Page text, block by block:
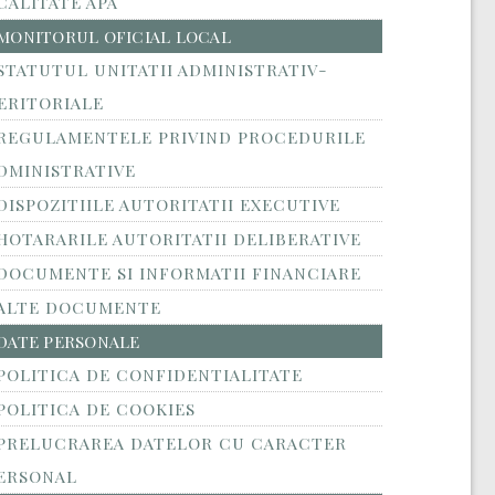
OFICIAL LOCAL
UNITATII ADMINISTRATIV-
PRIVIND PROCEDURILE
AUTORITATII EXECUTIVE
AUTORITATII DELIBERATIVE
SI INFORMATII FINANCIARE
DOCUMENTE
PERSONALE
DE CONFIDENTIALITATE
DE COOKIES
DATELOR CU CARACTER